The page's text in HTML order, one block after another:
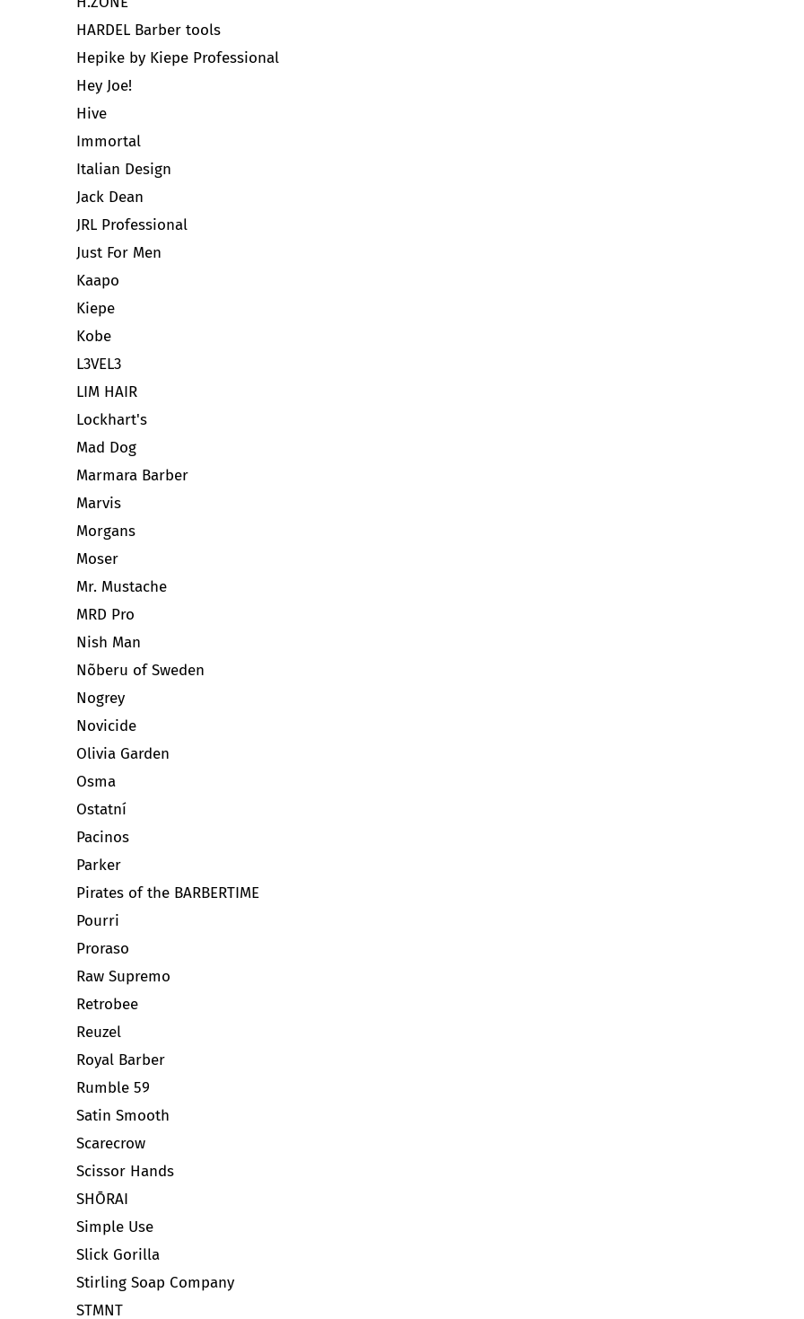
HARDEL Barber tools
Hepike by Kiepe Professional
Hey Joe!
Hive
Immortal
Italian Design
Jack Dean
JRL Professional
Just For Men
Kaapo
Kiepe
Kobe
L3VEL3
LIM HAIR
Lockhart's
Mad Dog
Marmara Barber
Marvis
Morgans
Moser
Mr. Mustache
MRD Pro
Nish Man
Nõberu of Sweden
Nogrey
Novicide
Olivia Garden
Osma
Ostatní
Pacinos
Parker
Pirates of the BARBERTIME
Pourri
Proraso
Raw Supremo
Retrobee
Reuzel
Royal Barber
Rumble 59
Satin Smooth
Scarecrow
Scissor Hands
SHŌRAI
Simple Use
Slick Gorilla
Stirling Soap Company
STMNT